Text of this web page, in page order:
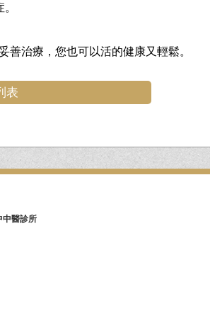
治療，您也可以活的健康又輕鬆。
表
中醫診所